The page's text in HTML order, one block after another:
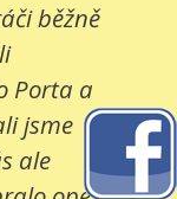
běžně
Porta a
jsme
ale